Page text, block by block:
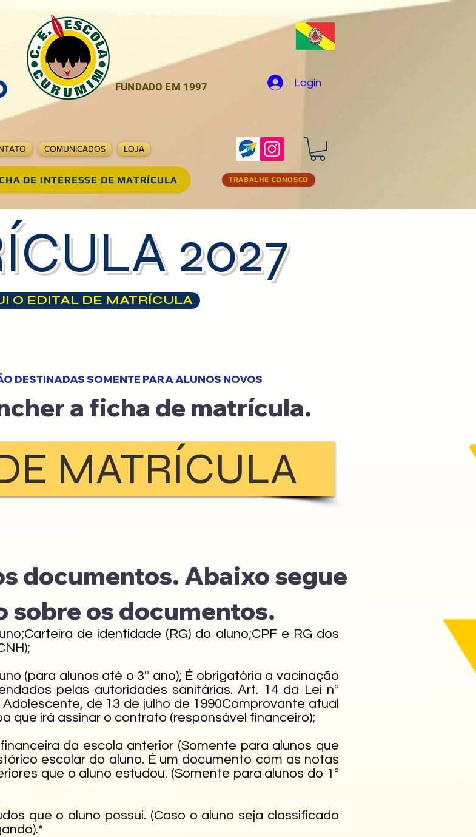
Login
FUNDADO EM 1997
COMUNICADOS LOJA
DE INTERESSE DE MATRÍCULA TRABALHE CONOSCO
2027
O EDITAL DE MATRÍCULA
DESTINADAS SOMENTE PARA ALUNOS NOVOS
a ficha de matrícula.
MATRÍCULA
documentos. Abaixo segue
sobre os documentos.
de identidade (RG) do aluno;CPF e RG dos
(para alunos até o 3º ano); É obrigatória a vacinação
pelas autoridades sanitárias. Art. 14 da Lei nº
de 13 de julho de 1990Comprovante atual
que irá assinar o contrato (responsável financeiro);
da escola anterior (Somente para alunos que
escolar do aluno. É um documento com as notas
que o aluno estudou. (Somente para alunos do 1º
que o aluno possui. (Caso o aluno seja classificado